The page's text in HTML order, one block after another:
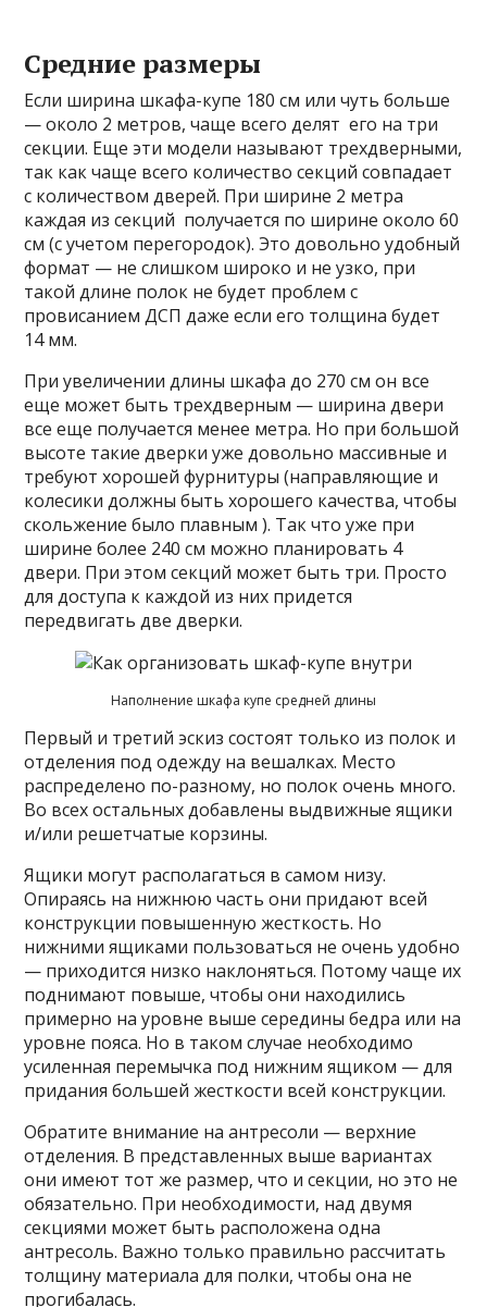
Средние размеры
Если ширина шкафа-купе 180 см или чуть больше
— около 2 метров, чаще всего делят его на три
секции. Еще эти модели называют трехдверными,
так как чаще всего количество секций совпадает
с количеством дверей. При ширине 2 метра
каждая из секций получается по ширине около 60
см (с учетом перегородок). Это довольно удобный
формат — не слишком широко и не узко, при
такой длине полок не будет проблем с
провисанием ДСП даже если его толщина будет
14 мм.
При увеличении длины шкафа до 270 см он все
еще может быть трехдверным — ширина двери
все еще получается менее метра. Но при большой
высоте такие дверки уже довольно массивные и
требуют хорошей фурнитуры (направляющие и
колесики должны быть хорошего качества, чтобы
скольжение было плавным ). Так что уже при
ширине более 240 см можно планировать 4
двери. При этом секций может быть три. Просто
для доступа к каждой из них придется
передвигать две дверки.
Наполнение шкафа купе средней длины
Первый и третий эскиз состоят только из полок и
отделения под одежду на вешалках. Место
распределено по-разному, но полок очень много.
Во всех остальных добавлены выдвижные ящики
и/или решетчатые корзины.
Ящики могут располагаться в самом низу.
Опираясь на нижнюю часть они придают всей
конструкции повышенную жесткость. Но
нижними ящиками пользоваться не очень удобно
— приходится низко наклоняться. Потому чаще их
поднимают повыше, чтобы они находились
примерно на уровне выше середины бедра или на
уровне пояса. Но в таком случае необходимо
усиленная перемычка под нижним ящиком — для
придания большей жесткости всей конструкции.
Обратите внимание на антресоли — верхние
отделения. В представленных выше вариантах
они имеют тот же размер, что и секции, но это не
обязательно. При необходимости, над двумя
секциями может быть расположена одна
антресоль. Важно только правильно рассчитать
толщину материала для полки, чтобы она не
прогибалась.